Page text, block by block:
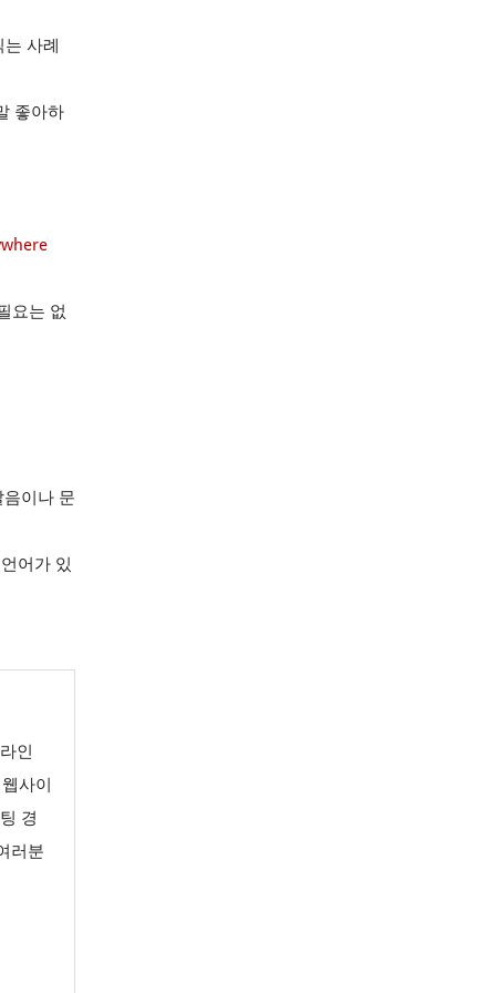
사례
좋아하
요는 없
이나 문
어가 있
인
사이
경
러분